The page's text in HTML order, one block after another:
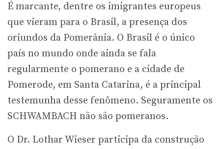
É marcante, dentre os imigrantes europeus
que vieram para o Brasil, a presença dos
oriundos da Pomerânia. O Brasil é o único
país no mundo onde ainda se fala
regularmente o pomerano e a cidade de
Pomerode, em Santa Catarina, é a principal
testemunha desse fenômeno. Seguramente os
SCHWAMBACH não são pomeranos.
O Dr. Lothar Wieser participa da construção